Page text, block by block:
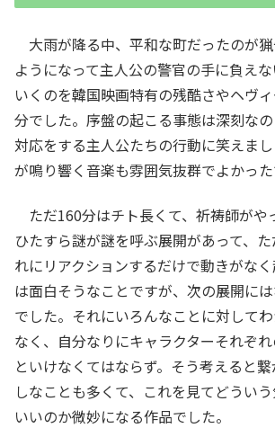
大雨が降る中、平和な町だったのが
ようになって主人公の警官の手に負え
いくのを韓国映画特有の残酷さやヘヴ
分でした。序盤の起こる事態は深刻な
対応をする主人公たちの行動に笑えま
が鳴り響く音楽も雰囲気抜群でよかった
ただ160分はチト長くて、祈祷師がや
ひたすら謎が謎を呼ぶ展開があって、
れにリアクションするだけで動きがな
は面白そうなことですが、次の展開に
でした。それにいろんなことに対して
なく、自分なりにキャラクターそれぞ
といけなくてはならず。そう考えると
しなことも多くて、これを見てどうい
いいのか微妙になる作品でした。